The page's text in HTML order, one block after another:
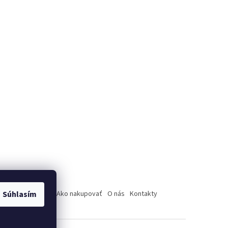
Súhlasím
od zmluvy Ako nakupovať O nás Kontakty